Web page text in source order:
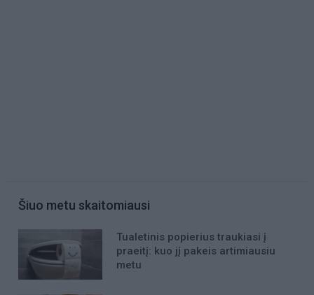
Šiuo metu skaitomiausi
Tualetinis popierius traukiasi į
praeitį: kuo jį pakeis artimiausiu
metu